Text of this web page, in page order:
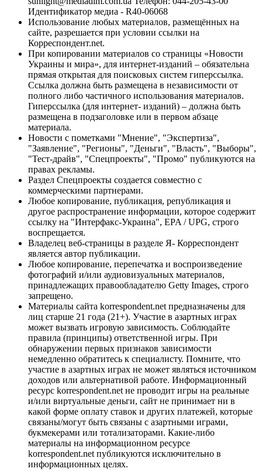
Идентификатор медиа - R40-06068
Использование любых материалов, размещённых на
сайте, разрешается при условии ссылки на
Корреспондент.net.
При копировании материалов со страницы «Новости
Украины и мира», для интернет-изданий – обязательна
прямая открытая для поисковых систем гиперссылка.
Ссылка должна быть размещена в независимости от
полного либо частичного использования материалов.
Гиперссылка (для интернет- изданий) – должна быть
размещена в подзаголовке или в первом абзаце
материала.
Новости с пометками "Мнение", "Экспертиза",
"Заявление", "Регионы", "Деньги", "Власть", "Выборы",
"Тест-драйв", "Спецпроекты", "Промо" публикуются на
правах рекламы.
Раздел Спецпроекты создается совместно с
коммерческими партнерами.
Любое копирование, публикация, републикация и
другое распространение информации, которое содержит
ссылку на "Интерфакс-Украина", EPA / UPG, строго
воспрещается.
Владелец веб-страницы в разделе Я- Корреспондент
является автор публикации.
Любое копирование, перепечатка и воспроизведение
фотографий и/или аудиовизуальных материалов,
принадлежащих правообладателю Getty Images, строго
запрещено.
Материалы сайта korrespondent.net предназначены для
лиц старше 21 года (21+). Участие в азартных играх
может вызвать игровую зависимость. Соблюдайте
правила (принципы) ответственной игры. При
обнаружении первых признаков зависимости
немедленно обратитесь к специалисту. Помните, что
участие в азартных играх не может являться источником
доходов или альтернативой работе. Информационный
ресурс korrespondent.net не проводит игры на реальные
и/или виртуальные деньги, сайт не принимает ни в
какой форме оплату ставок и других платежей, которые
связаны/могут быть связаны с азартными играми,
букмекерами или тотализаторами. Какие-либо
материалы на информационном ресурсе
korrespondent.net публикуются исключительно в
информационных целях.